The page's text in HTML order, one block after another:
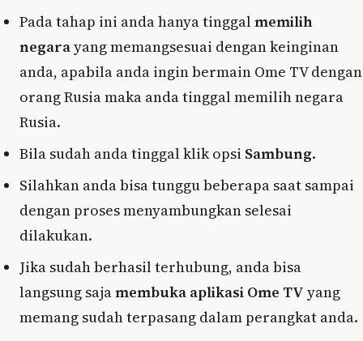
Pada tahap ini anda hanya tinggalmemilih
negarayang memangsesuai dengan keinginan
anda, apabila anda ingin bermain Ome TV dengan
orang Rusia maka anda tinggal memilih negara
Rusia.
Bila sudah anda tinggal klik opsi Sambung.
Silahkan anda bisa tunggu beberapa saat sampai
dengan proses menyambungkan selesai
dilakukan.
Jika sudah berhasil terhubung, anda bisa
langsung sajamembuka aplikasi Ome TV yang
memang sudah terpasang dalam perangkat anda.